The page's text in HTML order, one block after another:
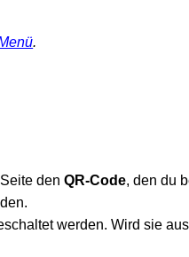
.
Seite denQR-Code, den du
werden. Wird sie